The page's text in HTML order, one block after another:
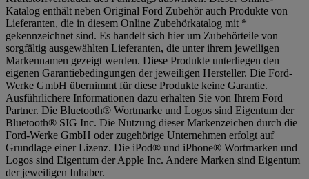
Katalog enthält neben Original Ford Zubehör auch Produkte von
Lieferanten, die in diesem Online Zubehörkatalog mit *
gekennzeichnet sind. Es handelt sich hier um Zubehörteile von
sorgfältig ausgewählten Lieferanten, die unter ihrem jeweiligen
Markennamen gezeigt werden. Diese Produkte unterliegen den
eigenen Garantiebedingungen der jeweiligen Hersteller. Die Ford-
Werke GmbH übernimmt für diese Produkte keine Garantie.
Ausführlichere Informationen dazu erhalten Sie von Ihrem Ford
Partner. Die Bluetooth® Wortmarke und Logos sind Eigentum der
Bluetooth® SIG Inc. Die Nutzung dieser Markenzeichen durch die
Ford-Werke GmbH oder zugehörige Unternehmen erfolgt auf
Grundlage einer Lizenz. Die iPod® und iPhone® Wortmarken und
Logos sind Eigentum der Apple Inc. Andere Marken sind Eigentum
der jeweiligen Inhaber.